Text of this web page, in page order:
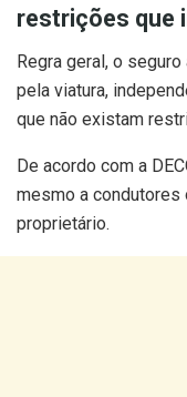
restrições que
Regra geral, o
pela viatura,
que não existam
De acordo com a
mesmo a
proprietário.